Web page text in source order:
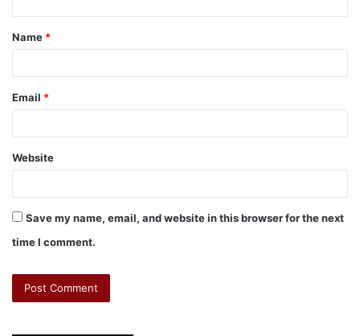
Name *
Email *
Website
Save my name, email, and website in this browser for the next
time I comment.